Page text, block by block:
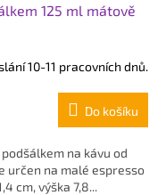
125 ml mátově
10-11 pracovních dnů.
Do košíku
na kávu od
určen na malé espresso
cm, výška 7,8...